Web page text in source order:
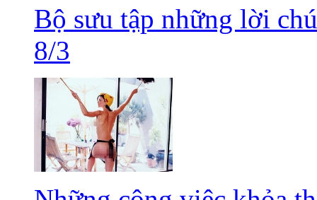
Bộ sưu tập những lời
8/3